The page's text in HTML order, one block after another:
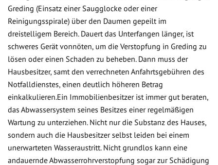
Greding (Einsatz einer Saugglocke oder einer
Reinigungsspirale) über den Daumen gepeilt im
dreistelligem Bereich. Dauert das Unterfangen länger, ist
schweres Gerät vonnöten, um die Verstopfung in Greding zu
lösen oder einen Schaden zu beheben. Dann muss der
Hausbesitzer, samt den verrechneten Anfahrtsgebühren des
Notfalldienstes, einen deutlich höheren Betrag
einkalkulieren.Ein Immobilienbesitzer ist immer gut beraten,
das Abwassersystem seines Besitzes einer regelmäßigen
Wartung zu unterziehen. Nicht nur die Substanz des Hauses,
sondern auch die Hausbesitzer selbst leiden bei einem
unerwarteten Wasseraustritt. Nicht grundlos kann eine
andauernde Abwasserrohrverstopfung sogar zur Schädigung